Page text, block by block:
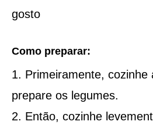
gosto
Como preparar:
Primeiramente, cozinhe
prepare os legumes.
Então, cozinhe